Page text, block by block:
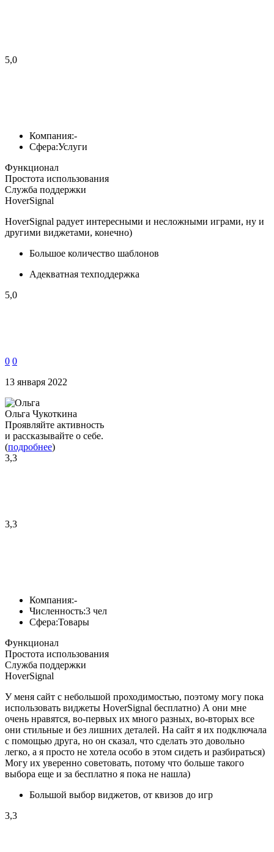
5,0
Компания:-
Сфера:Услуги
Функционал
Простота использования
Служба поддержки
HoverSignal
HoverSignal радует интересными и несложными играми, ну и
другими виджетами, конечно)
Большое количество шаблонов
Адекватная техподдержка
5,0
0 0
13 января 2022
Ольга Чукоткина
Проявляйте активность
и рассказывайте о себе.
(подробнее)
3,3
3,3
Компания:-
Численность:3 чел
Сфера:Товары
Функционал
Простота использования
Служба поддержки
HoverSignal
У меня сайт с небольшой проходимостью, поэтому могу пока
использовать виджеты HoverSignal бесплатно) А они мне
очень нравятся, во-первых их много разных, во-вторых все
они стильные и без лишних деталей. На сайт я их подключала
с помощью друга, но он сказал, что сделать это довольно
легко, а я просто не хотела особо в этом сидеть и разбираться)
Могу их уверенно советовать, потому что больше такого
выбора еще и за бесплатно я пока не нашла)
Большой выбор виджетов, от квизов до игр
3,3